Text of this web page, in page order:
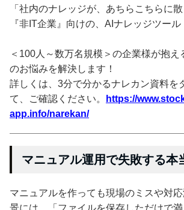
「社内のナレッジが、あちらこちらに散
『非IT企業』向けの、AIナレッジツール
＜100人～数万名規模＞の企業様が抱え
のお悩みを解決します！
詳しくは、3分で分かるナレカン資料を
て、ご確認ください。
https://
app.info/narekan/
マニュアル運用で失敗する本
マニュアルを作っても現場のミスや対
景には、「ファイルを保存しただけで